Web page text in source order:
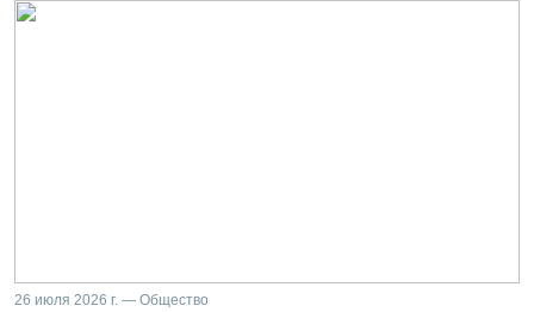
26 июля 2026 г. — Общество